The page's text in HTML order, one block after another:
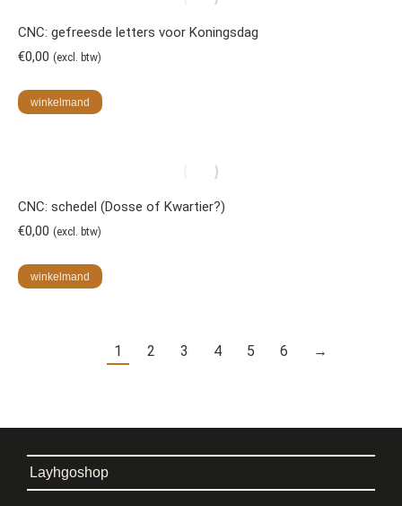
CNC: gefreesde letters voor Koningsdag
€0,00 (excl. btw)
winkelmand
CNC: schedel (Dosse of Kwartier?)
€0,00 (excl. btw)
winkelmand
1 2 3 4 5 6 →
Layhgoshop